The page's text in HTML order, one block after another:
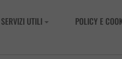
SERVIZI UTILI
POLICY E